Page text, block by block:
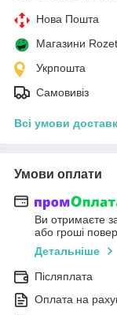
Нова Пошта
Магазини
Укрпошта
Самовивіз
Всі умови
Умови оплати
Ви отримаєте
або гроші
Детальніше
Післяплата
Оплата на